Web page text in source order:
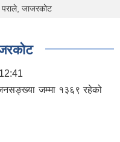
पराले, जाजरकोट
जम्मा १३६९ रहेको